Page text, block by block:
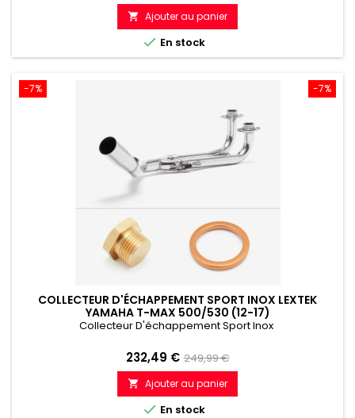
de
référence
 Ajouter au panier
 En stock
-7%
-7%
COLLECTEUR D'ÉCHAPPEMENT SPORT INOX LEXTEK
YAMAHA T-MAX 500/530 (12-17)
Collecteur D'échappement Sport Inox
Prix
232,49 € Prix
de
référence
249,99 €
 Ajouter au panier
 En stock